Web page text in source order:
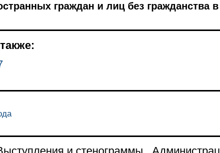
граждан и лиц без гражданства